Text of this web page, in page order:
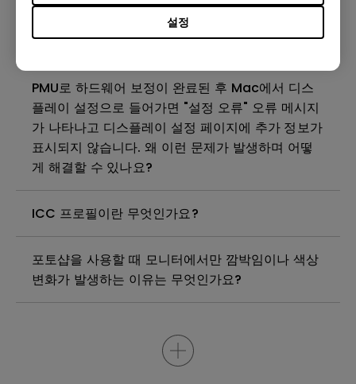
설정
PMU가 멀티 모니터 설정에서 모니터를 적절하고 일
관되게 감지하지 못하는 이유는 무엇인가요?
PMU로 하드웨어 보정이 완료된 후 Mac에서 디스
플레이 설정으로 들어가면 "설정 오류" 오류 메시지
가 나타나고 디스플레이 설정 페이지에 추가 정보가
표시되지 않습니다. 왜 이런 문제가 발생하며 어떻
게 해결할 수 있나요?
ICC 프로필이란 무엇인가요?
포토샵을 사용할 때 모니터에서만 깜박임이나 색상
변화가 발생하는 이유는 무엇인가요?